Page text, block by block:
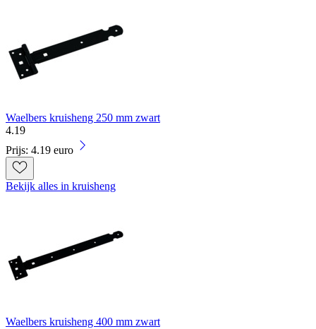
Waelbers kruisheng 250 mm zwart
4.19
Prijs: 4.19 euro
Bekijk alles in kruisheng
Waelbers kruisheng 400 mm zwart